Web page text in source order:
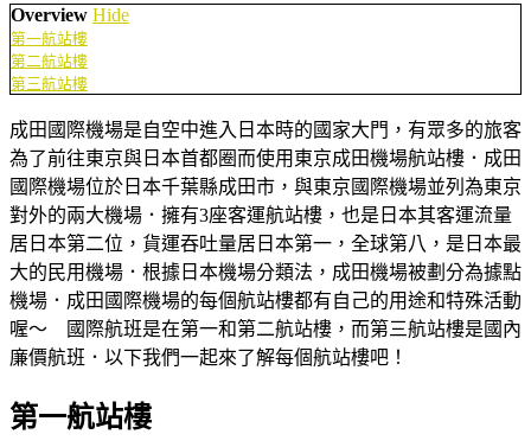
Overview Hide
第一航站樓
第二航站樓
第三航站樓
成田國際機場是自空中進入日本時的國家大門，有眾多的旅客
為了前往東京與日本首都圈而使用東京成田機場航站樓．成田
國際機場位於日本千葉縣成田市，與東京國際機場並列為東京
對外的兩大機場．擁有3座客運航站樓，也是日本其客運流量
居日本第二位，貨運吞吐量居日本第一，全球第八，是日本最
大的民用機場．根據日本機場分類法，成田機場被劃分為據點
機場．成田國際機場的每個航站樓都有自己的用途和特殊活動
喔～ 國際航班是在第一和第二航站樓，而第三航站樓是國內
廉價航班．以下我們一起來了解每個航站樓吧！
第一航站樓